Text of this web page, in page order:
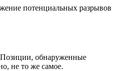
потенциальных разрывов
Позиции, обнаруженные
не то же самое.